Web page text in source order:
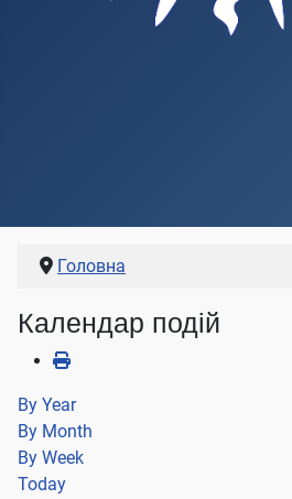
Головна
Календар подій
By Year
By Month
By Week
Today